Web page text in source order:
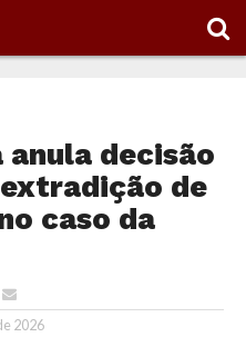
decisão
de
caso da
2026